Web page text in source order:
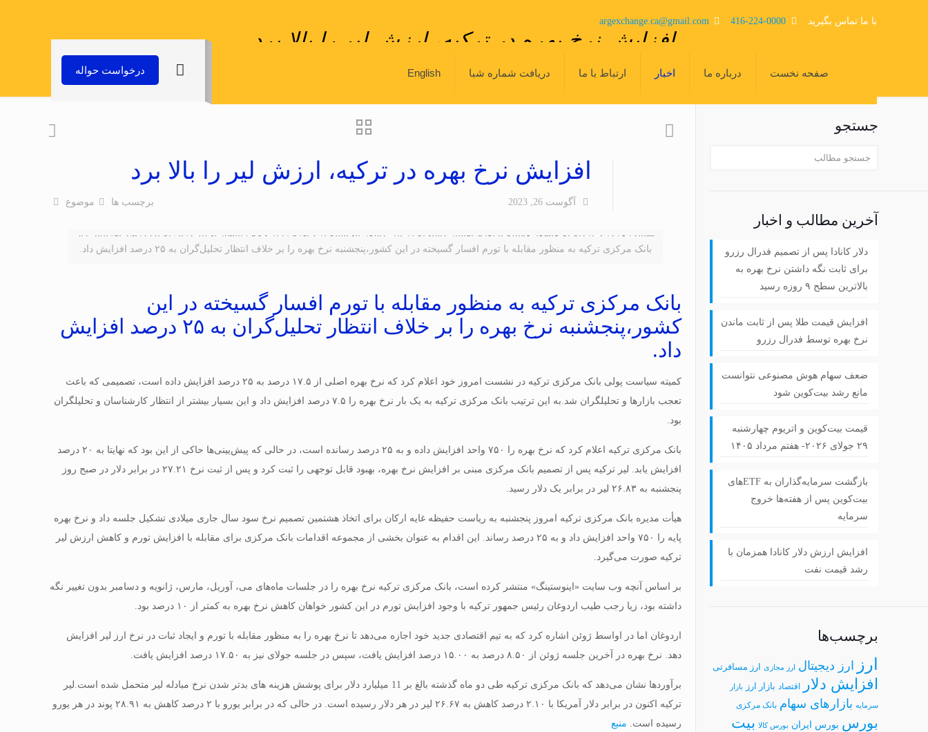
با ما تماس بگیرید 416-224-0000
argexchange.ca@gmail.com
صفحه نخست درباره ما اخبار ارتباط با ما دریافت شماره شبا English درخواست حواله
افزایش نرخ بهره در ترکیه، ارزش لیر را بالا برد
صفحه اصلی اخبار ارزی و اقتصادی اخبار افزایش نرخ بهره در ترکیه، ارزش لیر را بالا برد
افزایش نرخ بهره در ترکیه، ارزش لیر را بالا برد
آگوست 26, 2023 موضوع برچسب ها
بانک مرکزی ترکیه به منظور مقابله با تورم افسار گسیخته در این کشور،پنجشنبه نرخ بهره را بر خلاف انتظار تحلیل‌گران به ۲۵ درصد افزایش داد.
بانک مرکزی ترکیه به منظور مقابله با تورم افسار گسیخته در این
کشور،پنجشنبه نرخ بهره را بر خلاف انتظار تحلیل‌گران به ۲۵ درصد افزایش
داد.
کمیته سیاست پولی بانک مرکزی ترکیه در نشست امروز خود اعلام کرد که نرخ بهره اصلی از ۱۷.۵ درصد به ۲۵ درصد افزایش داده است، تصمیمی که باعث
تعجب بازارها و تحلیلگران شد.به این ترتیب بانک مرکزی ترکیه به یک بار نرخ بهره را ۷.۵ درصد افزایش داد و این بسیار بیشتر از انتظار کارشناسان و تحلیلگران
بود.
بانک مرکزی ترکیه اعلام کرد که نرخ بهره را ۷۵۰ واحد افزایش داده و به ۲۵ درصد رسانده است، در حالی که پیش‌یینی‌ها حاکی از این بود که نهایتا به ۲۰ درصد
افزایش یابد. لیر ترکیه پس از تصمیم بانک مرکزی مبنی بر افزایش نرخ بهره، بهبود قابل توجهی را ثبت کرد و پس از ثبت نرخ ۲۷.۲۱ در برابر دلار در صبح روز
پنجشنبه به ۲۶.۸۳ لیر در برابر یک دلار رسید.
هیأت مدیره بانک مرکزی ترکیه امروز پنجشنبه به ریاست حفیظه غایه ارکان برای اتخاذ هشتمین تصمیم نرخ سود سال جاری میلادی تشکیل جلسه داد و نرخ بهره
پایه را ۷۵۰ واحد افزایش داد و به ۲۵ درصد رساند. این اقدام به عنوان بخشی از مجموعه اقدامات بانک مرکزی برای مقابله با افزایش تورم و کاهش ارزش لیر
ترکیه صورت می‌گیرد.
بر اساس آنچه وب سایت «اینوستینگ» منتشر کرده است، بانک مرکزی ترکیه نرخ بهره را در جلسات ماه‌های می، آوریل، مارس، ژانویه و دسامبر بدون تغییر نگه
داشته بود، زیا رجب طیب اردوغان رئیس جمهور ترکیه با وجود افزایش تورم در این کشور خواهان کاهش نرخ بهره به کمتر از ۱۰ درصد بود.
اردوغان اما در اواسط ژوئن اشاره کرد که به تیم اقتصادی جدید خود اجازه می‌دهد تا نرخ بهره را به منظور مقابله با تورم و ایجاد ثبات در نرخ ارز لیر افزایش
دهد. نرخ بهره در آخرین جلسه ژوئن از ۸.۵۰ درصد به ۱۵.۰۰ درصد افزایش یافت، سپس در جلسه جولای نیز به ۱۷.۵۰ درصد افزایش یافت.
برآوردها نشان می‌دهد که بانک مرکزی ترکیه طی دو ماه گذشته بالغ بر 11 میلیارد دلار برای پوشش هزینه های بدتر شدن نرخ مبادله لیر متحمل شده است.لیر
ترکیه اکنون در برابر دلار آمریکا با ۲.۱۰ درصد کاهش به ۲۶.۶۷ لیر در هر دلار رسیده است. در حالی که در برابر یورو با ۲ درصد کاهش به ۲۸.۹۱ پوند در هر یورو
رسیده است. منبع
جستجو
آخرین مطالب و اخبار
دلار کانادا پس از تصمیم فدرال رزرو
برای ثابت نگه داشتن نرخ بهره به
بالاترین سطح ۹ روزه رسید
افزایش قیمت طلا پس از ثابت ماندن
نرخ بهره توسط فدرال رزرو
ضعف سهام هوش مصنوعی نتوانست
مانع رشد بیت‌کوین شود
قیمت بیت‌کوین و اتریوم چهارشنبه
۲۹ جولای ۲۰۲۶- هفتم مرداد ۱۴۰۵
بازگشت سرمایه‌گذاران به ETFهای
بیت‌کوین پس از هفته‌ها خروج
سرمایه
افزایش ارزش دلار کانادا همزمان با
رشد قیمت نفت
برچسب‌ها
ارز ارز دیجیتال ارز مجازی ارز مسافرتی
افزایش دلار اقتصاد بازار ارز بازار
سرمایه بازارهای سهام بانک مرکزی
بورس بورس ایران بورس کالا بیت